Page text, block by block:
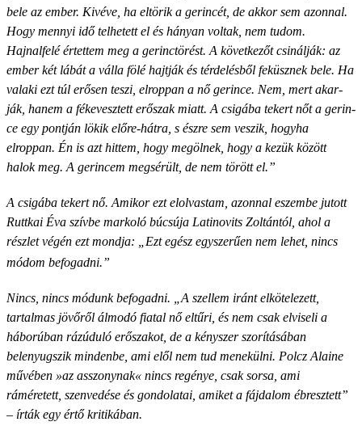
bele az ember. Kivéve, ha eltörik a gerin­cét, de akkor sem azonnal.
Hogy men­nyi idő telhetett el és hányan voltak, nem tudom.
Hajnalfelé értettem meg a gerinctörést. A következőt csinál­ják: az
ember két lábát a válla fölé hajtják és térdelésből feküsznek be­le. Ha
valaki ezt túl erősen teszi, el­roppan a nő gerince. Nem, mert akar­
ják, hanem a fékevesztett erőszak miatt. A csigába tekert nőt a gerin­
ce egy pontján lökik előre-hátra, s észre sem veszik, hogyha
elroppan. Én is azt hittem, hogy megölnek, hogy a kezük között
halok meg. A gerin­cem megsérült, de nem törött el.”
A csigába tekert nő. Amikor ezt elolvastam, azonnal eszembe jutott
Ruttkai Éva szívbe markoló búcsúja Latinovits Zoltántól, ahol a
részlet végén ezt mondja: „Ezt egész egyszerűen nem lehet, nincs
módom befogadni.”
Nincs, nincs módunk befogadni. „A szellem iránt elkötelezett,
tartalmas jövőről álmodó fiatal nő eltűri, és nem csak elviseli a
háborúban rázúduló erőszakot, de a kényszer szorításában
belenyugszik mindenbe, ami elől nem tud menekülni. Polcz Alaine
művében »az asszonynak« nincs regénye, csak sorsa, ami
ráméretett, szenvedése és gondolatai, amiket a fájdalom ébresztett”
– írták egy értő kritikában.